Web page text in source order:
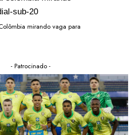
mirando vaga para
- Patrocinado -